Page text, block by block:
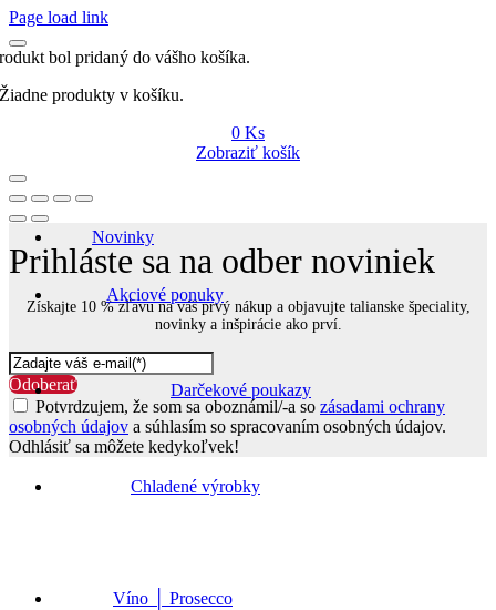
Page load link
bol pridaný do vášho košíka.
Žiadne produkty v košíku.
0 Ks
Zobraziť košík
Novinky
Akciové ponuky
Darčekové poukazy
Chladené výrobky
Víno │ Prosecco
Prihláste sa na odber noviniek
Získajte 10 % zľavu na váš prvý nákup a objavujte talianske špeciality,
novinky a inšpirácie ako prví.
Odoberať
Potvrdzujem, že som sa oboznámil/-a so zásadami ochrany
osobných údajov a súhlasím so spracovaním osobných údajov.
Odhlásiť sa môžete kedykoľvek!